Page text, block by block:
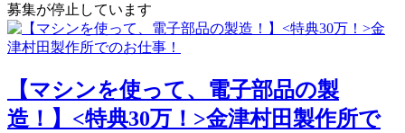
募集が停止しています
【マシンを使って、電子部品の製
造！】<特典30万！>金津村田製作所で